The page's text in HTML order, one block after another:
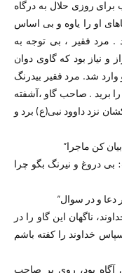
روزی حلال به درگاه
او را یاوه و بی اساس
. مرد فقیر ، بی توجه به
و نیاز بود که گاوی دوان
شد. مرد فقیر بیدرنگ
برید . صاحب گاو ،آشفته
نزد داوود نبی(ع) برد و
کن ماجرا”
دروغ و نیرنگ بگو چرا
و در سوال”
ناگهان این گاو را در
خداوند را کفته باشم
آگاه بود، روی بر صاحب